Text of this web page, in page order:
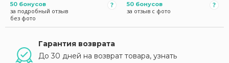
50 бонусов
за подробный отзыв
без фото
50 бонусов
за отзыв с фото
Гарантия возврата
До 30 дней на возврат товара, узнать